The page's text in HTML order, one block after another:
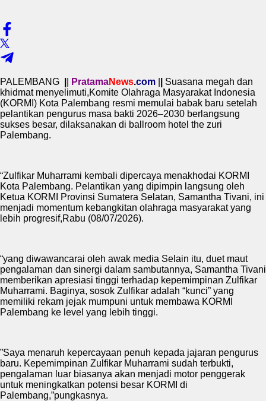
PALEMBANG PratamaNews.com
Suasana megah dan
khidmat menyelimuti,Komite Olahraga Masyarakat Indonesia
(KORMI) Kota Palembang resmi memulai babak baru setelah
pelantikan pengurus masa bakti 2026–2030 berlangsung
sukses besar, dilaksanakan di ballroom hotel the zuri
Palembang.
“Zulfikar Muharrami kembali dipercaya menakhodai KORMI
Kota Palembang. Pelantikan yang dipimpin langsung oleh
Ketua KORMI Provinsi Sumatera Selatan, Samantha Tivani, ini
menjadi momentum kebangkitan olahraga masyarakat yang
lebih progresif,Rabu (08/07/2026).
“yang diwawancarai oleh awak media Selain itu, duet maut
pengalaman dan sinergi dalam sambutannya, Samantha Tivani
memberikan apresiasi tinggi terhadap kepemimpinan Zulfikar
Muharrami. Baginya, sosok Zulfikar adalah “kunci” yang
memiliki rekam jejak mumpuni untuk membawa KORMI
Palembang ke level yang lebih tinggi.
”Saya menaruh kepercayaan penuh kepada jajaran pengurus
baru. Kepemimpinan Zulfikar Muharrami sudah terbukti,
pengalaman luar biasanya akan menjadi motor penggerak
untuk meningkatkan potensi besar KORMI di
Palembang,”pungkasnya.